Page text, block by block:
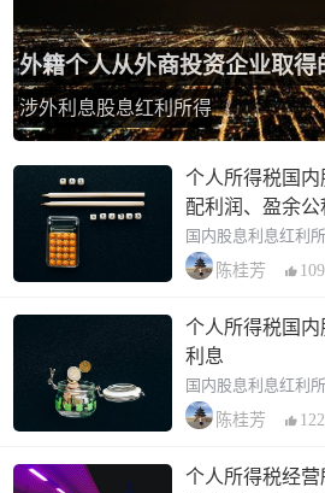
外籍个人从外商投资企业取得
涉外利息股息红利所得
个人所得税国
配利润、盈余
国内股息利息红利
陈桂芳
个人所得税国
利息
国内股息利息红利
陈桂芳
个人所得税经